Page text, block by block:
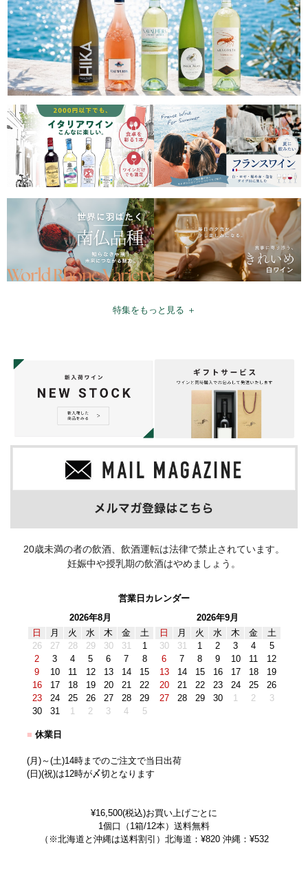
特集をもっと見る ＋
20歳未満の者の飲酒、飲酒運転は法律で禁止されています。
妊娠中や授乳期の飲酒はやめましょう。
営業日カレンダー
2026年8月
日
月 火 水 木 金
土
26
27 28 29 30 31
1
2
3 4 5 6 7
8
9
10 11 12 13 14
15
16
17 18 19 20 21
22
23
24 25 26 27 28
29
30
31 1 2 3 4 5
2026年9月
日
月 火 水 木 金
土
30
31 1 2 3 4
5
6
7 8 9 10 11
12
13
14 15 16 17 18
19
20
21 22 23 24 25
26
27
28 29 30 1 2 3
■ 休業日
(月)～(土)14時までのご注文で当日出荷
(日)(祝)は12時が〆切となります
¥16,500(税込)お買い上げごとに
1個口（1箱/12本）送料無料
（※北海道と沖縄は送料割引）北海道：¥820 沖縄：¥532